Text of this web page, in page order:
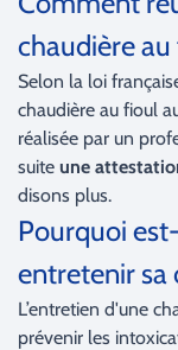
chaudière au
Selon la loi
chaudière au fioul
réalisée par un
suite une
disons plus.
Pourquoi
entretenir sa
L’entretien d'une
prévenir les